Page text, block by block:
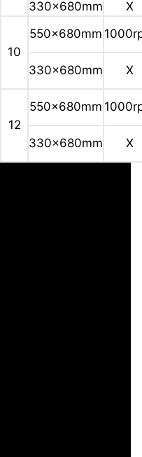
330x680mm
X
10
550x680mm
330x680mm
X
12
550x680mm
330x680mm X